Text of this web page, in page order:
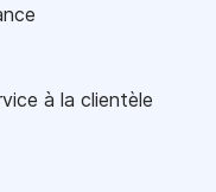
à la clientèle